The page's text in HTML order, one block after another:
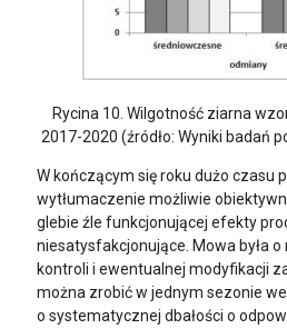
Rycina 10. Wilgotność ziarna
2017-2020 (źródło: Wyniki badań
W kończącym się roku dużo czasu
wytłumaczenie możliwie
glebie źle funkcjonującej efekty
niesatysfakcjonujące. Mowa była
kontroli i ewentualnej modyfikacji
można zrobić w jednym sezonie
o systematycznej dbałości o